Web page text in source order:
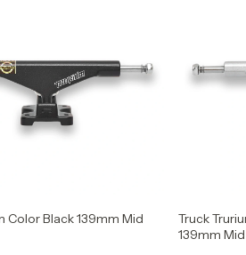
Color Black 139mm Mid
Truck
139mm Mid